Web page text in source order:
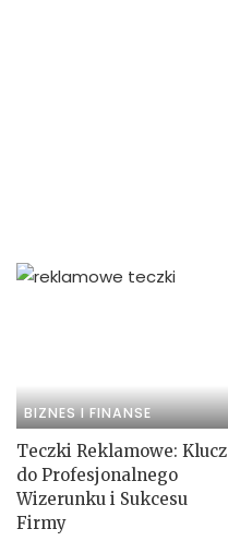
BIZNES I FINANSE
Teczki Reklamowe: Klucz
do Profesjonalnego
Wizerunku i Sukcesu
Firmy